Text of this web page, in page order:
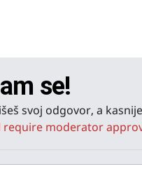
se!
svoj odgovor, a
moderator